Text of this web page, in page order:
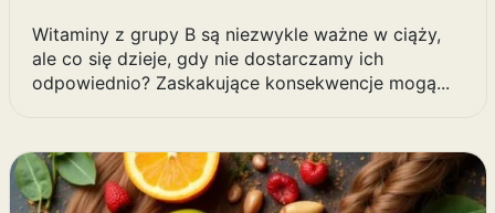
Witaminy z grupy B są niezwykle ważne w ciąży,
ale co się dzieje, gdy nie dostarczamy ich
odpowiednio? Zaskakujące konsekwencje mogą...